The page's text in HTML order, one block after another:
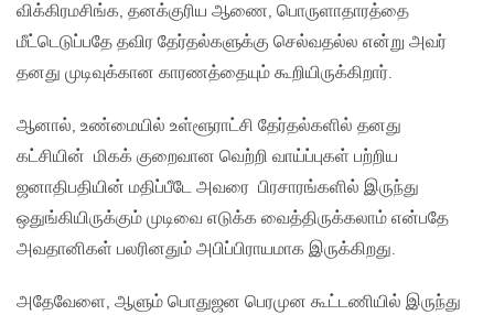
விக்கிரமசிங்க, தனக்குரிய ஆணை, பொருளாதாரத்தை
மீட்டெடுப்பதே தவிர தேர்தல்களுக்கு செல்வதல்ல என்று அவர்
தனது முடிவுக்கான காரணத்தையும் கூறியிருக்கிறார்.
ஆனால், உண்மையில் உள்ளூராட்சி தேர்தல்களில் தனது
கட்சியின் மிகக் குறைவான வெற்றி வாய்ப்புகள் பற்றிய
ஜனாதிபதியின் மதிப்பீடே அவரை பிரசாரங்களில் இருந்து
ஒதுங்கியிருக்கும் முடிவை எடுக்க வைத்திருக்கலாம் என்பதே
அவதானிகள் பலரினதும் அபிப்பிராயமாக இருக்கிறது.
அதேவேளை, ஆளும் பொதுஜன பெரமுன கூட்டணியில் இருந்து